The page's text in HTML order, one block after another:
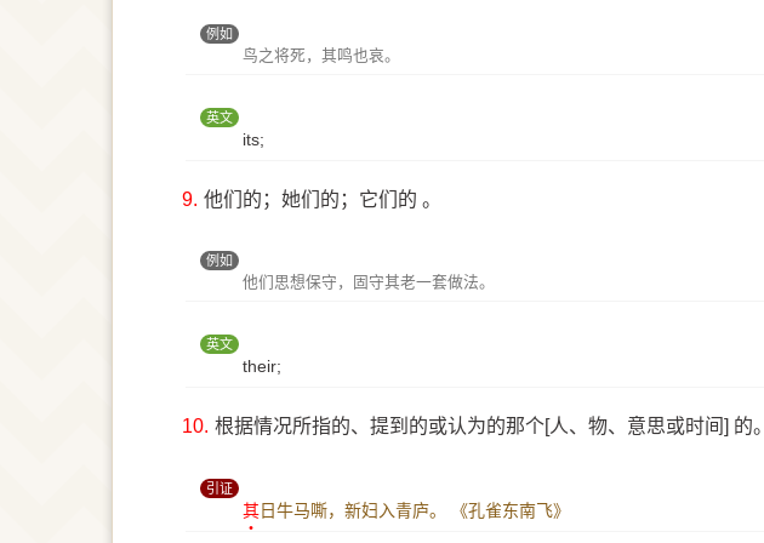
例如
鸟之将死，其鸣也哀。
英文
its;
9. 他们的；她们的；它们的 。
例如
他们思想保守，固守其老一套做法。
英文
their;
10. 根据情况所指的、提到的或认为的那个[人、物、意思或时间] 的。
引证
其日牛马嘶，新妇入青庐。 《孔雀东南飞》